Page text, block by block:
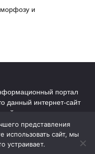
и
портал
данный интернет-сайт
характер.
владельцам. Все права
представления
использовать сайт, мы
устраивает.